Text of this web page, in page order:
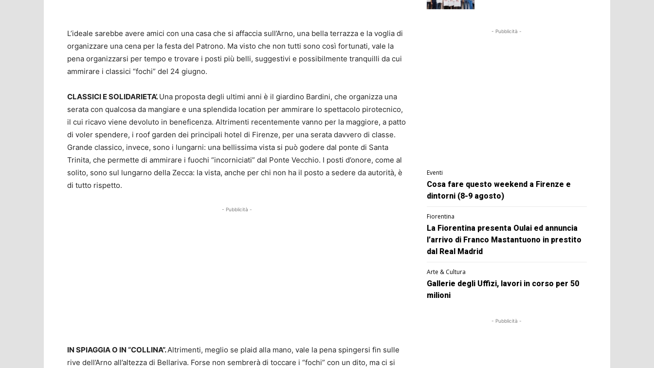
L’ideale sarebbe avere amici con una casa che si affaccia sull’Arno, una bella terrazza e la voglia di
organizzare una cena per la festa del Patrono. Ma visto che non tutti sono così fortunati, vale la
pena organizzarsi per tempo e trovare i posti più belli, suggestivi e possibilmente tranquilli da cui
ammirare i classici “fochi” del 24 giugno.
CLASSICI E SOLIDARIETA’.Una proposta degli ultimi anni è il giardino Bardini, che organizza una
serata con qualcosa da mangiare e una splendida location per ammirare lo spettacolo pirotecnico,
il cui ricavo viene devoluto in beneficenza. Altrimenti recentemente vanno per la maggiore, a patto
di voler spendere, i roof garden dei principali hotel di Firenze, per una serata davvero di classe.
Grande classico, invece, sono i lungarni: una bellissima vista si può godere dal ponte di Santa
Trinita, che permette di ammirare i fuochi “incorniciati” dal Ponte Vecchio. I posti d’onore, come al
solito, sono sul lungarno della Zecca: la vista, anche per chi non ha il posto a sedere da autorità, è
di tutto rispetto.
- Pubblicità -
IN SPIAGGIA O IN “COLLINA”.Altrimenti, meglio se plaid alla mano, vale la pena spingersi fin sulle
rive dell’Arno all’altezza di Bellariva. Forse non sembrerà di toccare i “fochi” con un dito, ma ci si
- Pubblicità -
Eventi
Cosa fare questo weekend a Firenze e
dintorni (8-9 agosto)
Fiorentina
La Fiorentina presenta Oulai ed annuncia
l’arrivo di Franco Mastantuono in prestito
dal Real Madrid
Arte & Cultura
Gallerie degli Uffizi, lavori in corso per 50
milioni
- Pubblicità -